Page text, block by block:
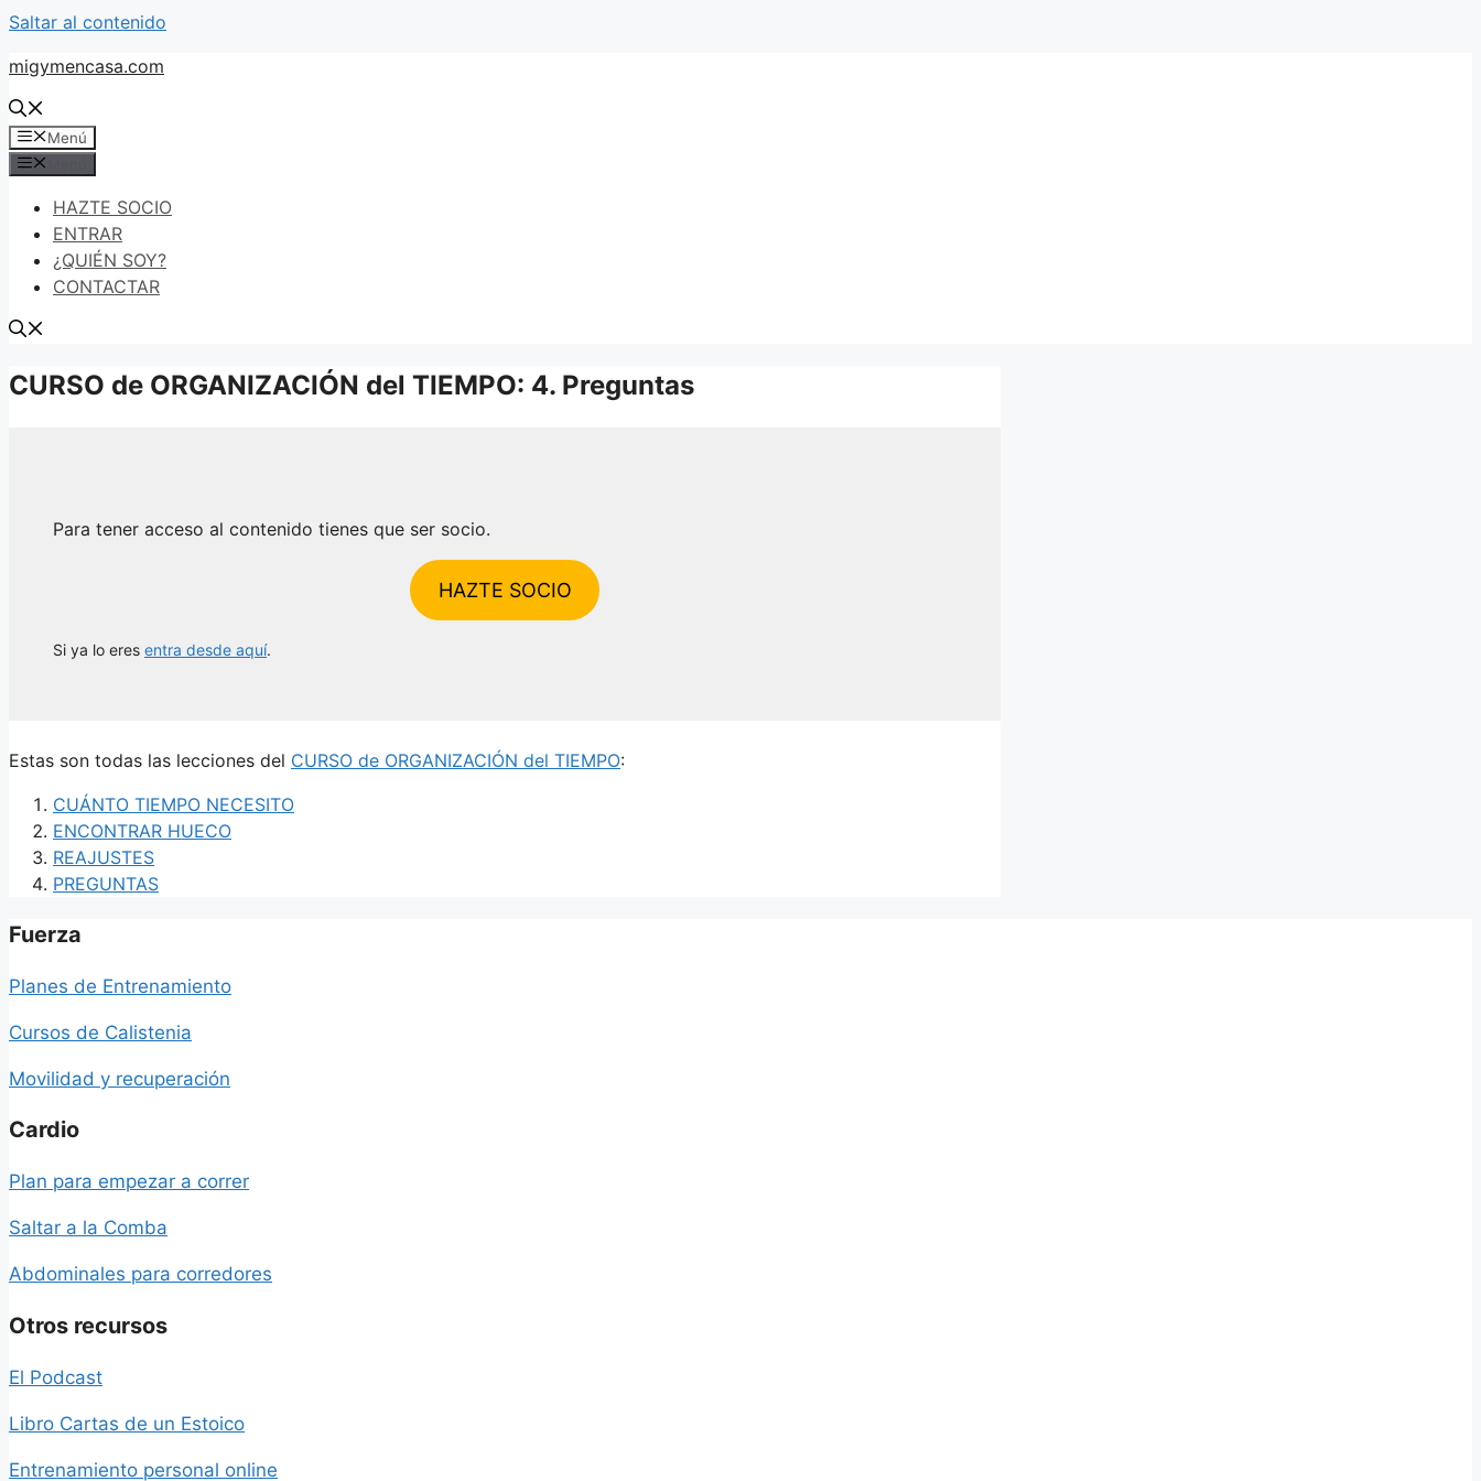
Saltar al contenido
migymencasa.com
Menú
HAZTE SOCIO
ENTRAR
¿QUIÉN SOY?
CONTACTAR
CURSO de ORGANIZACIÓN del TIEMPO: 4. Preguntas
Para tener acceso al contenido tienes que ser socio.
HAZTE SOCIO
Si ya lo eres entra desde aquí.
Estas son todas las lecciones del CURSO de ORGANIZACIÓN del TIEMPO:
CUÁNTO TIEMPO NECESITO
ENCONTRAR HUECO
REAJUSTES
PREGUNTAS
Fuerza
Planes de Entrenamiento
Cursos de Calistenia
Movilidad y recuperación
Cardio
Plan para empezar a correr
Saltar a la Comba
Abdominales para corredores
Otros recursos
El Podcast
Libro Cartas de un Estoico
Entrenamiento personal online